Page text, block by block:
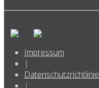
Impressum
|
Datenschutzrichtlinie
|